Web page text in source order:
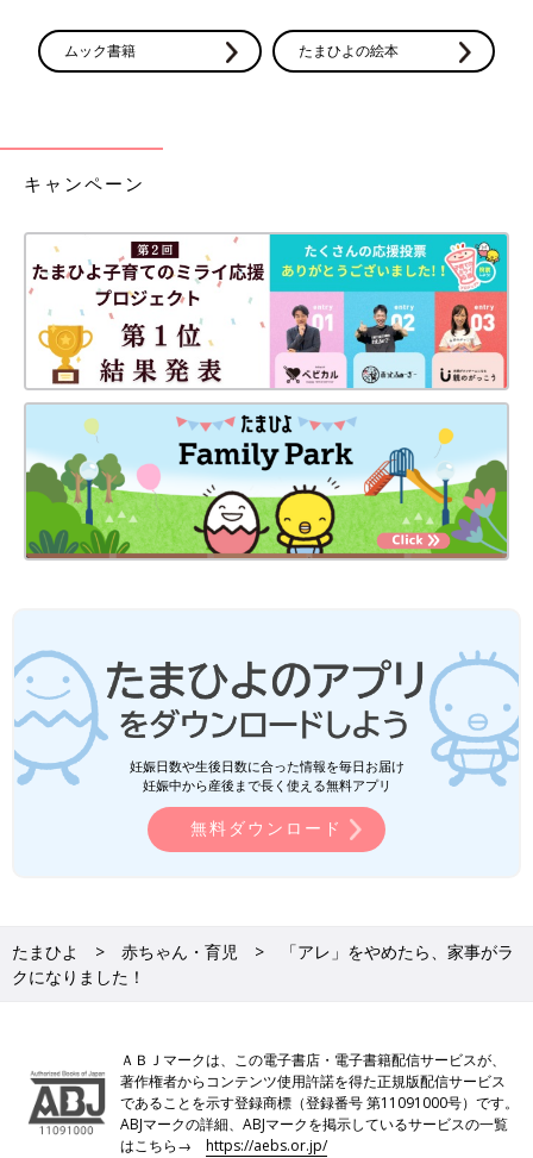
ムック書籍 たまひよの絵本
キャンペーン
妊娠日数や生後日数に合った情報を毎日お届け
妊娠中から産後まで長く使える無料アプリ
無料ダウンロード
たまひよ 赤ちゃん・育児
「アレ」をやめたら、家事がラ
クになりました！
ＡＢＪマークは、この電子書店・電子書籍配信サービスが、
著作権者からコンテンツ使用許諾を得た正規版配信サービス
であることを示す登録商標（登録番号 第11091000号）です。
ABJマークの詳細、ABJマークを掲示しているサービスの一覧
はこちら→https://aebs.or.jp/